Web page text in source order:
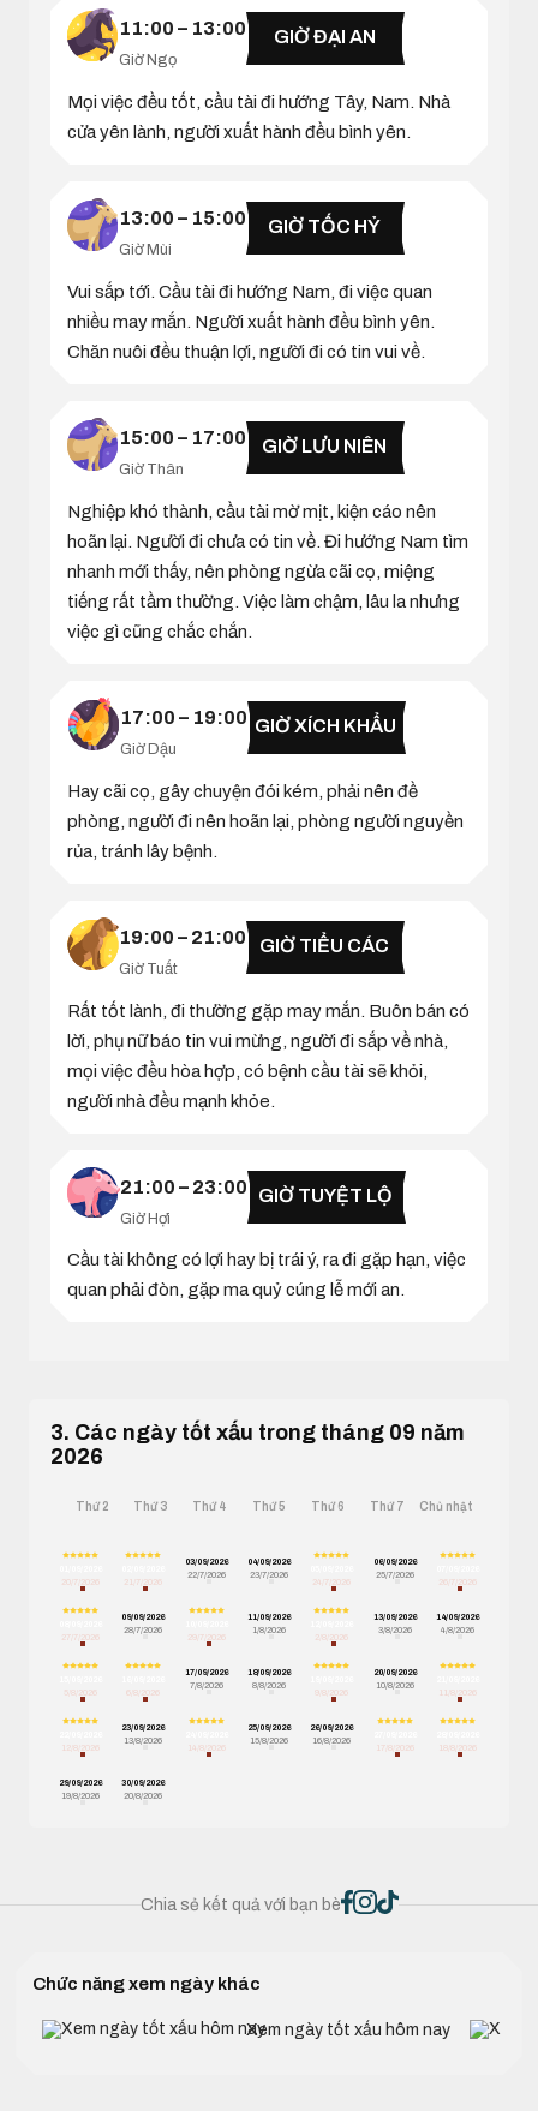
11:00 – 13:00
Giờ Ngọ
GIỜ ĐẠI AN
Mọi việc đều tốt, cầu tài đi hướng Tây, Nam. Nhà
cửa yên lành, người xuất hành đều bình yên.
13:00 – 15:00
Giờ Mùi
GIỜ TỐC HỶ
Vui sắp tới. Cầu tài đi hướng Nam, đi việc quan
nhiều may mắn. Người xuất hành đều bình yên.
Chăn nuôi đều thuận lợi, người đi có tin vui về.
15:00 – 17:00
Giờ Thân
GIỜ LƯU NIÊN
Nghiệp khó thành, cầu tài mờ mịt, kiện cáo nên
hoãn lại. Người đi chưa có tin về. Đi hướng Nam tìm
nhanh mới thấy, nên phòng ngừa cãi cọ, miệng
tiếng rất tầm thường. Việc làm chậm, lâu la nhưng
việc gì cũng chắc chắn.
17:00 – 19:00
Giờ Dậu
GIỜ XÍCH KHẨU
Hay cãi cọ, gây chuyện đói kém, phải nên đề
phòng, người đi nên hoãn lại, phòng người nguyền
rủa, tránh lây bệnh.
19:00 – 21:00
Giờ Tuất
GIỜ TIỂU CÁC
Rất tốt lành, đi thường gặp may mắn. Buôn bán có
lời, phụ nữ báo tin vui mừng, người đi sắp về nhà,
mọi việc đều hòa hợp, có bệnh cầu tài sẽ khỏi,
người nhà đều mạnh khỏe.
21:00 – 23:00
Giờ Hợi
GIỜ TUYỆT LỘ
Cầu tài không có lợi hay bị trái ý, ra đi gặp hạn, việc
quan phải đòn, gặp ma quỷ cúng lễ mới an.
3. Các ngày tốt xấu trong tháng 09 năm
2026
Thứ 2 Thứ 3 Thứ 4 Thứ 5 Thứ 6 Thứ 7 Chủ nhật
20/7/2026
21/7/2026
03/09/2026
22/7/2026
04/09/2026
23/7/2026
24/7/2026
06/09/2026
25/7/2026
26/7/2026
27/7/2026
09/09/2026
28/7/2026
29/7/2026
11/09/2026
1/8/2026
2/8/2026
13/09/2026
3/8/2026
14/09/2026
4/8/2026
5/8/2026
6/8/2026
17/09/2026
7/8/2026
18/09/2026
8/8/2026
9/8/2026
20/09/2026
10/8/2026
11/8/2026
12/8/2026
23/09/2026
13/8/2026
14/8/2026
25/09/2026
15/8/2026
26/09/2026
16/8/2026
17/8/2026
18/8/2026
29/09/2026
19/8/2026
30/09/2026
20/8/2026
Chia sẻ kết quả với bạn bè
Chức năng xem ngày khác
Xem ngày tốt xấu hôm nay